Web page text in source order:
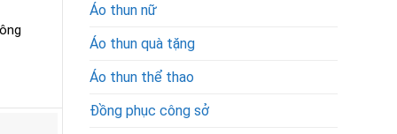
Áo thun nữ
Áo thun quà tặng
Áo thun thể thao
Đồng phục công sở